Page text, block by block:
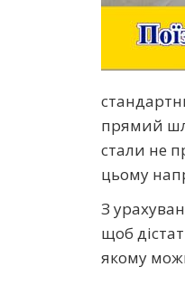
прямий
стали не
цьому
З
щоб
якому